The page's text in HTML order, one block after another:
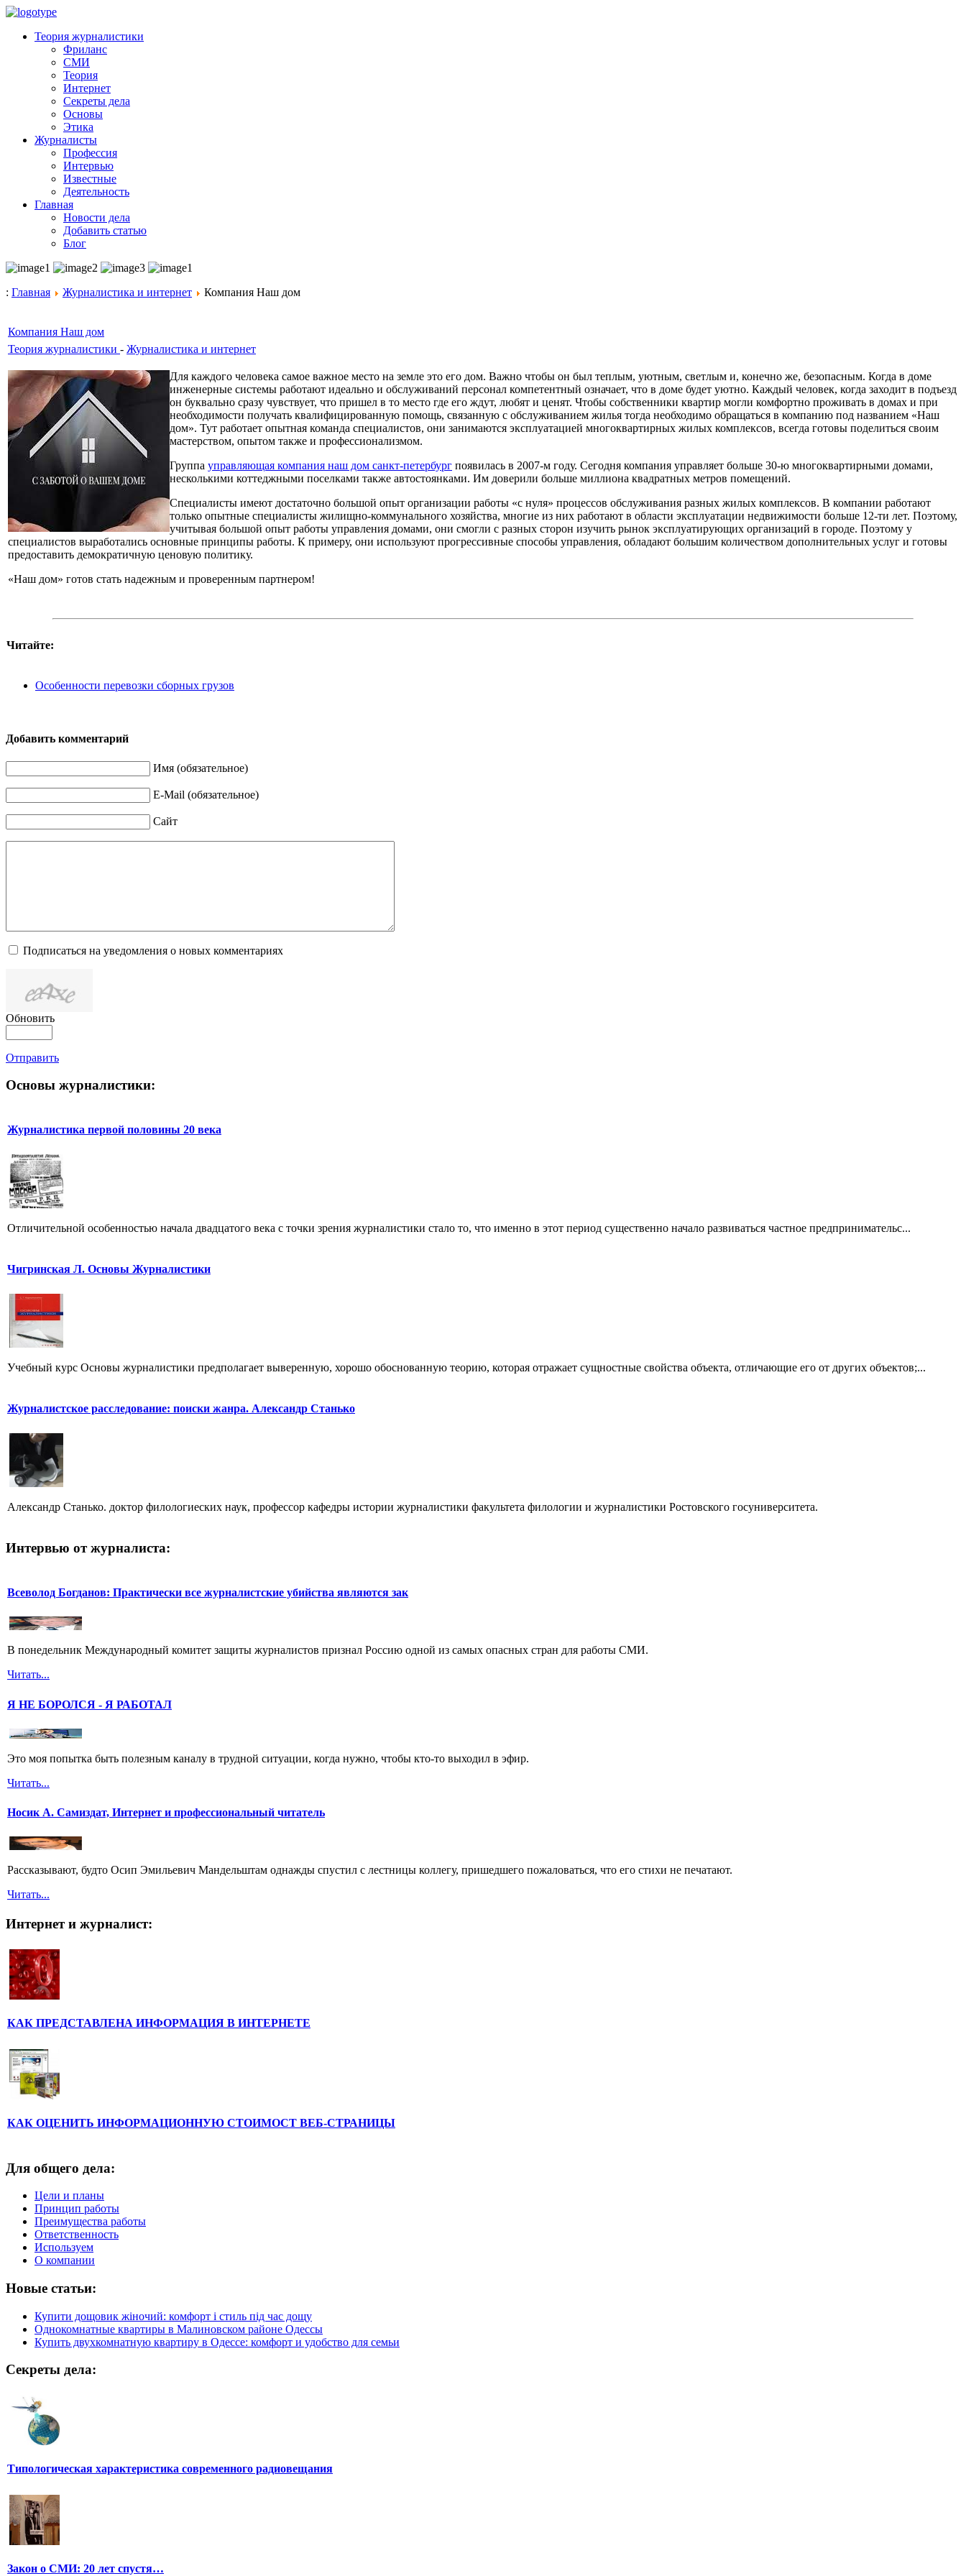
Теория журналистики
Фриланс
СМИ
Теория
Интернет
Секреты дела
Основы
Этика
Журналисты
Профессия
Интервью
Известные
Деятельность
Главная
Новости дела
Добавить статью
Блог
: Главная Журналистика и интернет Компания Наш дом
Компания Наш дом
Теория журналистики - Журналистика и интернет
Для каждого человека самое важное место на земле это его дом. Важно чтобы он был теплым, уютным, светлым и, конечно же, безопасным. Когда в доме
инженерные системы работают идеально и обслуживаний персонал компетентный означает, что в доме будет уютно. Каждый человек, когда заходит в подъезд
он буквально сразу чувствует, что пришел в то место где его ждут, любят и ценят. Чтобы собственники квартир могли комфортно проживать в домах и при
необходимости получать квалифицированную помощь, связанную с обслуживанием жилья тогда необходимо обращаться в компанию под названием «Наш
дом». Тут работает опытная команда специалистов, они занимаются эксплуатацией многоквартирных жилых комплексов, всегда готовы поделиться своим
мастерством, опытом также и профессионализмом.
Группа управляющая компания наш дом санкт-петербург появилась в 2007-м году. Сегодня компания управляет больше 30-ю многоквартирными домами,
несколькими коттеджными поселками также автостоянками. Им доверили больше миллиона квадратных метров помещений.
Специалисты имеют достаточно большой опыт организации работы «с нуля» процессов обслуживания разных жилых комплексов. В компании работают
только опытные специалисты жилищно-коммунального хозяйства, многие из них работают в области эксплуатации недвижимости больше 12-ти лет. Поэтому,
учитывая большой опыт работы управления домами, они смогли с разных сторон изучить рынок эксплуатирующих организаций в городе. Поэтому у
специалистов выработались основные принципы работы. К примеру, они используют прогрессивные способы управления, обладают большим количеством дополнительных услуг и готовы
предоставить демократичную ценовую политику.
«Наш дом» готов стать надежным и проверенным партнером!
Читайте:
Особенности перевозки сборных грузов
Добавить комментарий
Имя (обязательное)
E-Mail (обязательное)
Сайт
Подписаться на уведомления о новых комментариях
Обновить
Отправить
Основы журналистики:
Журналистика первой половины 20 века
Отличительной особенностью начала двадцатого века с точки зрения журналистики стало то, что именно в этот период существенно начало развиваться частное предпринимательс...
Чигринская Л. Основы Журналистики
Учебный курс Основы журналистики предполагает выверенную, хорошо обоснованную теорию, которая отражает сущностные свойства объекта, отличающие его от других объектов;...
Журналистское расследование: поиски жанра. Александр Станько
Александр Станько. доктор филологиеских наук, профессор кафедры истории журналистики факультета филологии и журналистики Ростовского госуниверситета.
Интервью от журналиста:
Всеволод Богданов: Практически все журналистские убийства являются зак
В понедельник Международный комитет защиты журналистов признал Россию одной из самых опасных стран для работы СМИ.
Читать...
Я НЕ БОРОЛСЯ - Я РАБОТАЛ
Это моя попытка быть полезным каналу в трудной ситуации, когда нужно, чтобы кто-то выходил в эфир.
Читать...
Носик А. Самиздат, Интернет и профессиональный читатель
Рассказывают, будто Осип Эмильевич Мандельштам однажды спустил с лестницы коллегу, пришедшего пожаловаться, что его стихи не печатают.
Читать...
Интернет и журналист:
КАК ПРЕДСТАВЛЕНА ИНФОРМАЦИЯ В ИНТЕРНЕТЕ
КАК ОЦЕНИТЬ ИНФОРМАЦИОННУЮ СТОИМОСТ ВЕБ-СТРАНИЦЫ
Для общего дела:
Цели и планы
Принцип работы
Преимущества работы
Ответственность
Используем
О компании
Новые статьи:
Купити дощовик жіночий: комфорт і стиль під час дощу
Однокомнатные квартиры в Малиновском районе Одессы
Купить двухкомнатную квартиру в Одессе: комфорт и удобство для семьи
Секреты дела:
Типологическая характеристика современного радиовещания
Закон о СМИ: 20 лет спустя…